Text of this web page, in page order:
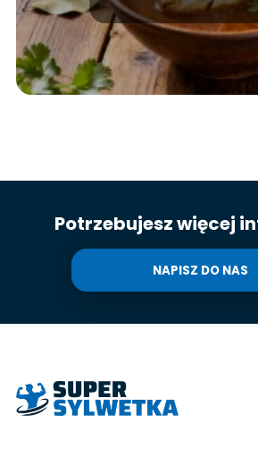
Potrzebujesz więcej
NAPISZ DO NAS